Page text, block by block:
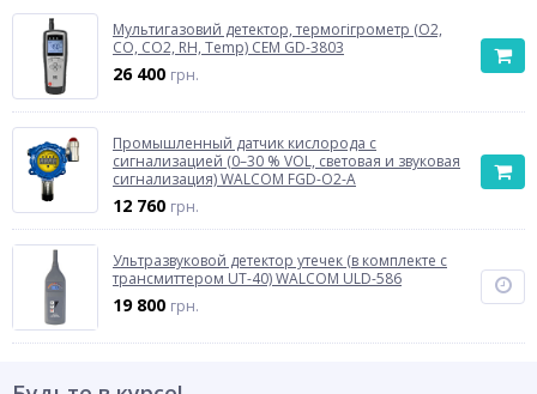
Мультигазовий детектор, термогігрометр (O2,
CO, CO2, RH, Temp) CEM GD-3803
26 400 грн.
Промышленный датчик кислорода с
сигнализацией (0–30 % VOL, световая и звуковая
сигнализация) WALCOM FGD-O2-A
12 760 грн.
Ультразвуковой детектор утечек (в комплекте с
трансмиттером UT-40) WALCOM ULD-586
19 800 грн.